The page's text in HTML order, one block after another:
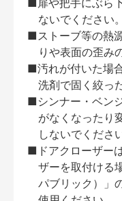
■扉や把手にぶら
ないでください。
■ストーブ等の熱
りや表面の歪み
■汚れが付いた場
洗剤で固く絞っ
■シンナー・ベン
がなくなったり
しないでください
■ドアクローザー
ザーを取付ける
パブリック）」